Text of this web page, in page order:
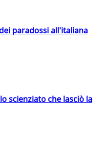
paradossi all'italiana
scienziato che lasciò la